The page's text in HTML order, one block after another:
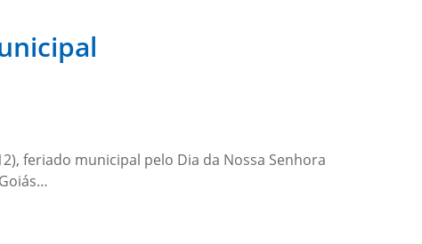
feriado municipal pelo Dia da Nossa Senhora